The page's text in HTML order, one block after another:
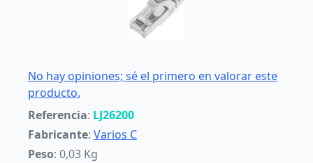
No hay opiniones; sé el primero en valorar este
producto.
Referencia: LJ26200
Fabricante: Varios C
Peso: 0,03 Kg